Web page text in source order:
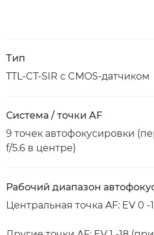
Тип
TTL-CT-SIR с CMOS-датчиком
Система / точки AF
9 точек автофокусировки
f/5.6 в центре)
Рабочий диапазон
Центральная точка AF: EV 0 -